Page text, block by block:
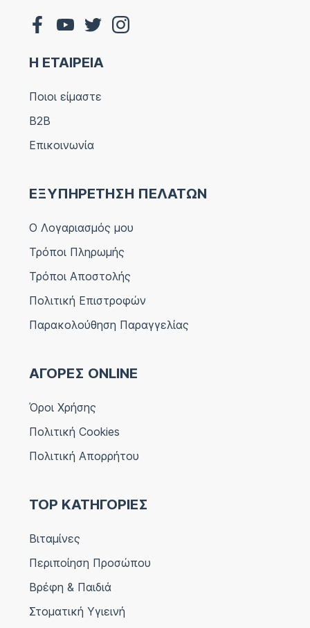
Η ΕΤΑΙΡΕΙΑ
Ποιοι είμαστε
B2B
Επικοινωνία
ΕΞΥΠΗΡΕΤΗΣΗ ΠΕΛΑΤΩΝ
Ο Λογαριασμός μου
Τρόποι Πληρωμής
Τρόποι Αποστολής
Πολιτική Επιστροφών
Παρακολούθηση Παραγγελίας
ΑΓΟΡΕΣ ONLINE
Όροι Χρήσης
Πολιτική Cookies
Πολιτική Απορρήτου
TOP ΚΑΤΗΓΟΡΙΕΣ
Βιταμίνες
Περιποίηση Προσώπου
Βρέφη & Παιδιά
Στοματική Υγιεινή